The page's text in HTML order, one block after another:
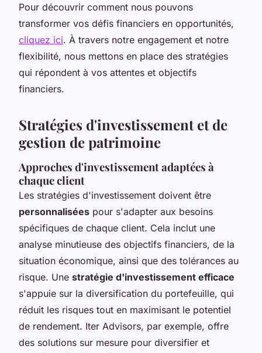
Pour découvrir comment nous pouvons
transformer vos défis financiers en opportunités,
cliquez ici. À travers notre engagement et notre
flexibilité, nous mettons en place des stratégies
qui répondent à vos attentes et objectifs
financiers.
Stratégies d'investissement et de
gestion de patrimoine
Approches d'investissement adaptées à
chaque client
Les stratégies d'investissement doivent être
personnalisées pour s'adapter aux besoins
spécifiques de chaque client. Cela inclut une
analyse minutieuse des objectifs financiers, de la
situation économique, ainsi que des tolérances au
risque. Une stratégie d'investissement efficace
s'appuie sur la diversification du portefeuille, qui
réduit les risques tout en maximisant le potentiel
de rendement. Iter Advisors, par exemple, offre
des solutions sur mesure pour diversifier et